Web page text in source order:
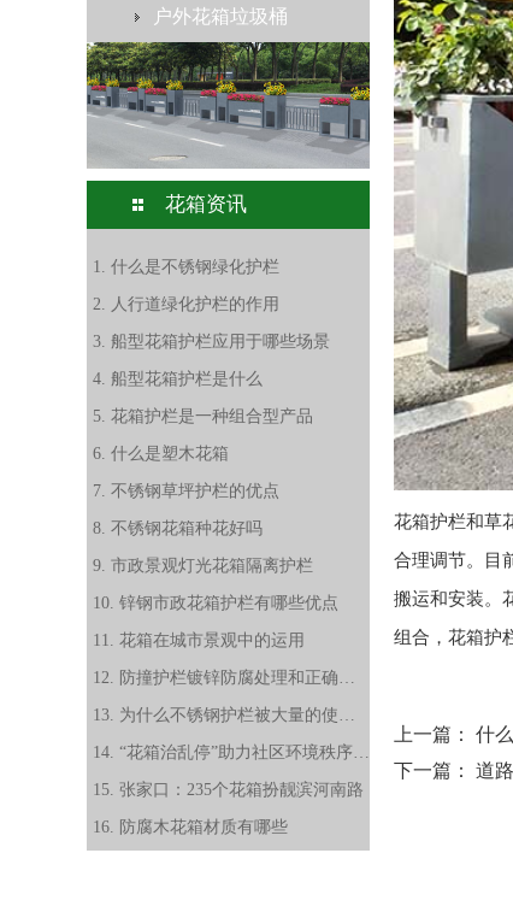
户外花箱垃圾桶
花箱资讯
1. 什么是不锈钢绿化护栏
2. 人行道绿化护栏的作用
3. 船型花箱护栏应用于哪些场景
4. 船型花箱护栏是什么
5. 花箱护栏是一种组合型产品
6. 什么是塑木花箱
7. 不锈钢草坪护栏的优点
8. 不锈钢花箱种花好吗
9. 市政景观灯光花箱隔离护栏
10. 锌钢市政花箱护栏有哪些优点
11. 花箱在城市景观中的运用
12. 防撞护栏镀锌防腐处理和正确日常维护方法
13. 为什么不锈钢护栏被大量的使用？
14. “花箱治乱停”助力社区环境秩序再提升
15. 张家口：235个花箱扮靓滨河南路
16. 防腐木花箱材质有哪些
花箱护栏和草
合理调节。目
搬运和安装。
组合， 花箱护
上一篇： 什
下一篇： 道